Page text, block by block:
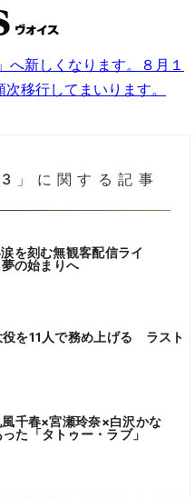
新しくなります。８月１
移行してまいります。
に関する記事
を刻む無観客配信ライ
の始まりへ
役を11人で務め上げる ラスト
千春×宮瀬玲奈×白沢かな
た「タトゥー・ラブ」